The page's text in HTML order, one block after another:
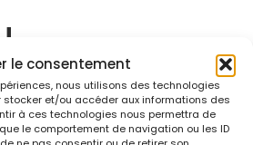
le consentement
nous utilisons des technologies
et/ou accéder aux informations des
à ces technologies nous permettra de
le comportement de navigation ou les ID
!